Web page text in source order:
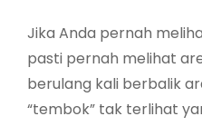
Jika Anda pernah
pasti pernah melihat
berulang kali berbalik
“tembok” tak terlihat